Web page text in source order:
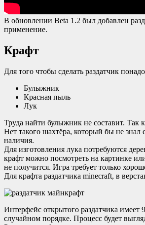
В обновлении Beta 1.2 был добавлен
применение.
Крафт
Для того чтобы сделать раздатчик
Булыжник
Красная пыль
Лук
Труда найти булыжник не составит. Так
Нет такого шахтёра, который бы не
наличия.
Для изготовления лука потребуются
крафт можно посмотреть на картинке
не получится. Игра требует только
Для крафта раздатчика minecraft, в
Интерфейс открытого раздатчика
случайном порядке. Процесс будет